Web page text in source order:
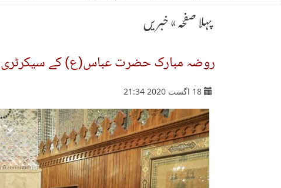
پہلا صفحہ»خبریں
روضہ مبارک حضرت عباس(ع) کے سیکرٹری
18 اگست 2020 21:34